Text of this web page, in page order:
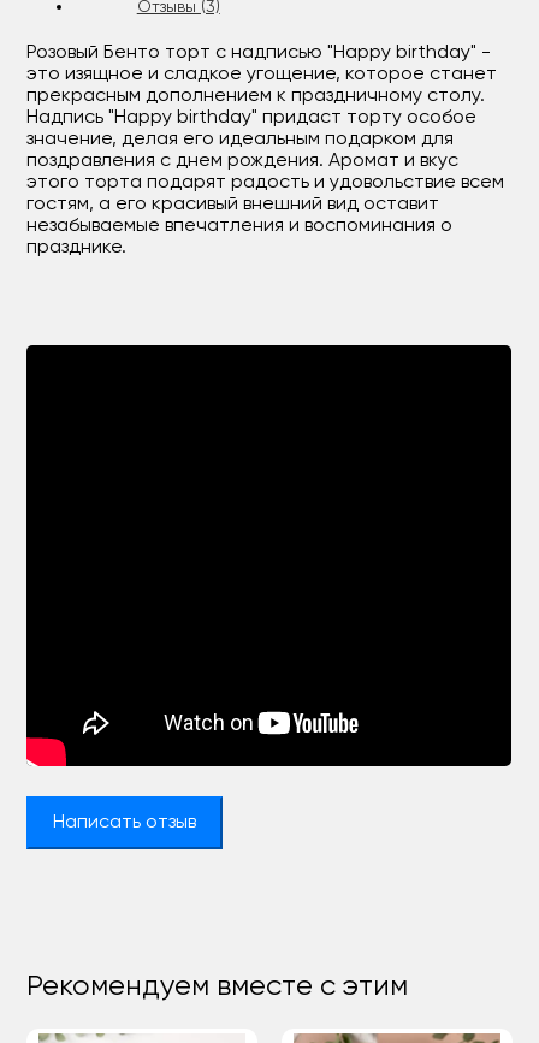
Отзывы (3)
Розовый Бенто торт с надписью "Happy birthday" -
это изящное и сладкое угощение, которое станет
прекрасным дополнением к праздничному столу.
Надпись "Happy birthday" придаст торту особое
значение, делая его идеальным подарком для
поздравления с днем рождения. Аромат и вкус
этого торта подарят радость и удовольствие всем
гостям, а его красивый внешний вид оставит
незабываемые впечатления и воспоминания о
празднике.
Написать отзыв
Рекомендуем вместе с этим